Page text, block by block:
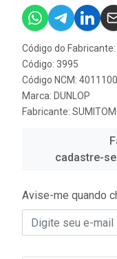
Código do
Código: 3995
Código NCM:
Marca: DUNLOP
Fabricante:
cadastre-
Avise-me quando